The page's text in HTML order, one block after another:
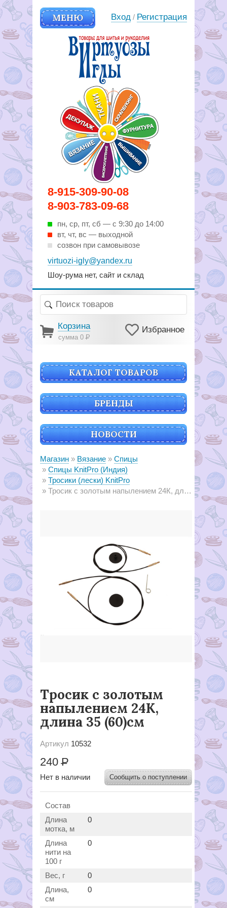
8-915-309-90-08
8-903-783-09-68
пн, ср, пт, cб — с 9:30 до 14:00
вт, чт, вс — выходной
созвон при самовывозе
virtuozi-igly@yandex.ru
Шоу-рума нет, сайт и склад
МЕНЮ
Вирутозы иглы. Товары для
шитья и рукоделья
Вход / Регистрация
Корзина
сумма 0Р
Избранное
КАТАЛОГ ТОВАРОВ
БРЕНДЫ
НОВОСТИ
Магазин Вязание
Спицы
Спицы KnitPro (Индия)
Тросики (лески) KnitPro
Тросик с золотым напылением 24К, длина 35 (60)см
Тросик с золотым
напылением 24К,
длина 35 (60)см
Артикул 10532
240Р
Нет в наличии Сообщить о поступлении
Состав
Длина
мотка, м
0
Длина
нити на
100 г
0
Вес, г
0
Длина,
см
0